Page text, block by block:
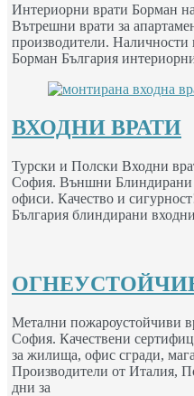
Интериорни врати Борман
Вътрешни врати за
производители. Наличности
Борман България
ВХОДНИ ВРАТИ
Турски и Полски Входни
София. Външни Блиндирани
офиси. Качество и
България блиндирани
Метални пожароустойчиви
София. Качествени
за жилища, офис сгради,
Производители от Италия,
дни за